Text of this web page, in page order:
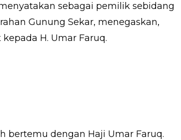
sebagai pemilik sebidang
Gunung Sekar, menegaskan,
H. Umar Faruq.
bertemu dengan Haji Umar Faruq.